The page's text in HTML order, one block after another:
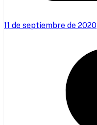
11 de septiembre de 2020